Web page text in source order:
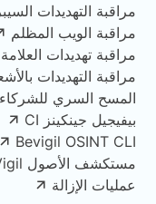
مراقبة التهديدات
مراقبة الويب المظلم
مراقبة تهديدات العلامة
مراقبة التهديدات
المسح السري للشركاء
بيفيجيل جينكينز CI
Bevigil OSINT CLI
مستكشف الأصول BeVigil
عمليات الإزالة